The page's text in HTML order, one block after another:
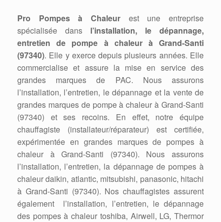
Pro Pompes à Chaleur est une entreprise
spécialisée dans l’installation, le dépannage,
entretien de pompe à chaleur à Grand-Santi
(97340). Elle y exerce depuis plusieurs années. Elle
commercialise et assure la mise en service des
grandes marques de PAC. Nous assurons
l’installation, l’entretien, le dépannage et la vente de
grandes marques de pompe à chaleur à Grand-Santi
(97340) et ses recoins. En effet, notre équipe
chauffagiste (installateur/réparateur) est certifiée,
expérimentée en grandes marques de pompes à
chaleur à Grand-Santi (97340). Nous assurons
l’installation, l’entretien, la dépannage de pompes à
chaleur daikin, atlantic, mitsubishi, panasonic, hitachi
à Grand-Santi (97340). Nos chauffagistes assurent
également l’installation, l’entretien, le dépannage
des pompes à chaleur toshiba, Airwell, LG, Thermor